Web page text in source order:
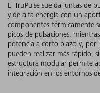
El TruPulse suelda juntas de
y de alta energía con un
componentes térmicamente
picos de pulsaciones,
potencia a corto plazo y, por
pueden realizar más rápido,
estructura modular permite
integración en los entornos